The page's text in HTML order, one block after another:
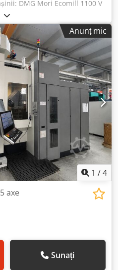
DMG Mori Ecomill 1100 V
Cjdezrm H Sopfx Am
TEHNICE Curse Axa X:
Z: 510 mm Viteza de
36 / 30 m/min. Domeniu de
13 kW Cuplu: 82 Nm
SK 40 Schimbător de scule
mesei: 1.400 x 560
1.000 kg Caracteristici ale
de așchii Pompă pentru lichid
17 Prod. Pack 1 bar
Anunț mic
1 /4
axe
Sunați